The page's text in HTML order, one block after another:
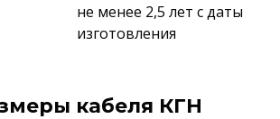
не менее 2,5 лет с даты
изготовления
кабеля КГН